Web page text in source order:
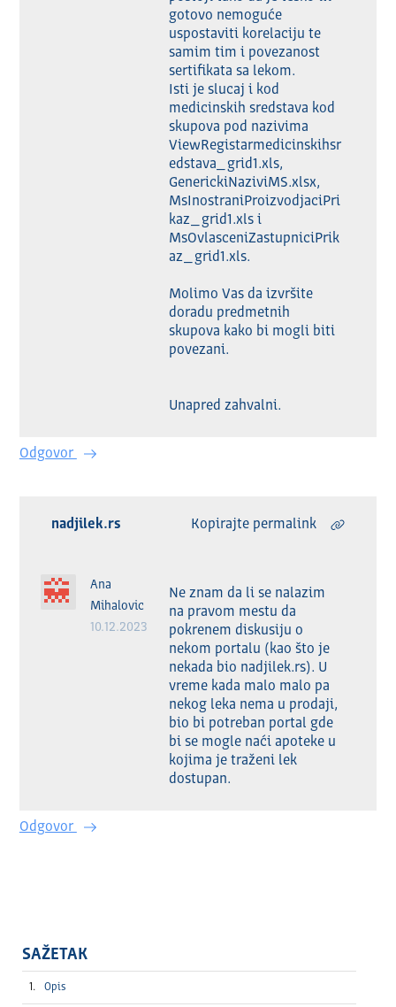
gotovo nemoguće
uspostaviti korelaciju te
samim tim i povezanost
sertifikata sa lekom.
Isti je slucaj i kod
medicinskih sredstava kod
skupova pod nazivima
ViewRegistarmedicinskihsr
edstava_grid1.xls,
GenerickiNaziviMS.xlsx,
MsInostraniProizvodjaciPri
kaz_grid1.xls i
MsOvlasceniZastupniciPrik
az_grid1.xls.
Molimo Vas da izvršite
doradu predmetnih
skupova kako bi mogli biti
povezani.
Unapred zahvalni.
Odgovor
nadjilek.rs Kopirajte permalink
Ana
Mihalovic
10.12.2023
Ne znam da li se nalazim
na pravom mestu da
pokrenem diskusiju o
nekom portalu (kao što je
nekada bio nadjilek.rs). U
vreme kada malo malo pa
nekog leka nema u prodaji,
bio bi potreban portal gde
bi se mogle naći apoteke u
kojima je traženi lek
dostupan.
Odgovor
SAŽETAK
Opis